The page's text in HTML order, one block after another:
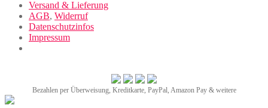
Versand & Lieferung
AGB, Widerruf
Datenschutzinfos
Impressum